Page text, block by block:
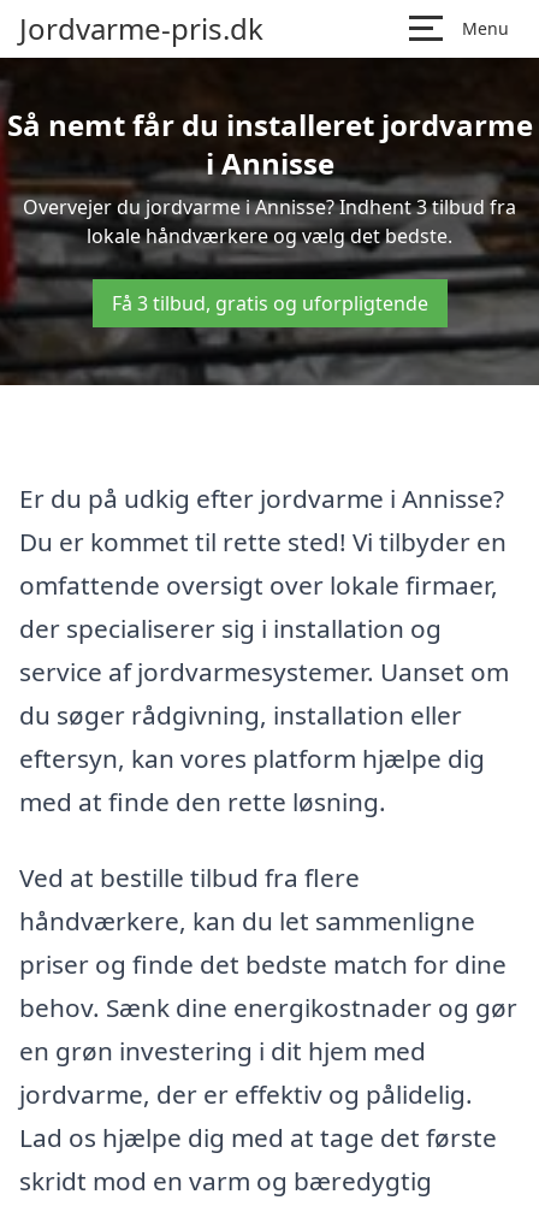
Jordvarme-pris.dk Menu
Så nemt får du installeret jordvarme
i Annisse
Overvejer du jordvarme i Annisse? Indhent 3 tilbud fra
lokale håndværkere og vælg det bedste.
Få 3 tilbud, gratis og uforpligtende
Er du på udkig efter jordvarme i Annisse?
Du er kommet til rette sted! Vi tilbyder en
omfattende oversigt over lokale firmaer,
der specialiserer sig i installation og
service af jordvarmesystemer. Uanset om
du søger rådgivning, installation eller
eftersyn, kan vores platform hjælpe dig
med at finde den rette løsning.
Ved at bestille tilbud fra flere
håndværkere, kan du let sammenligne
priser og finde det bedste match for dine
behov. Sænk dine energikostnader og gør
en grøn investering i dit hjem med
jordvarme, der er effektiv og pålidelig.
Lad os hjælpe dig med at tage det første
skridt mod en varm og bæredygtig